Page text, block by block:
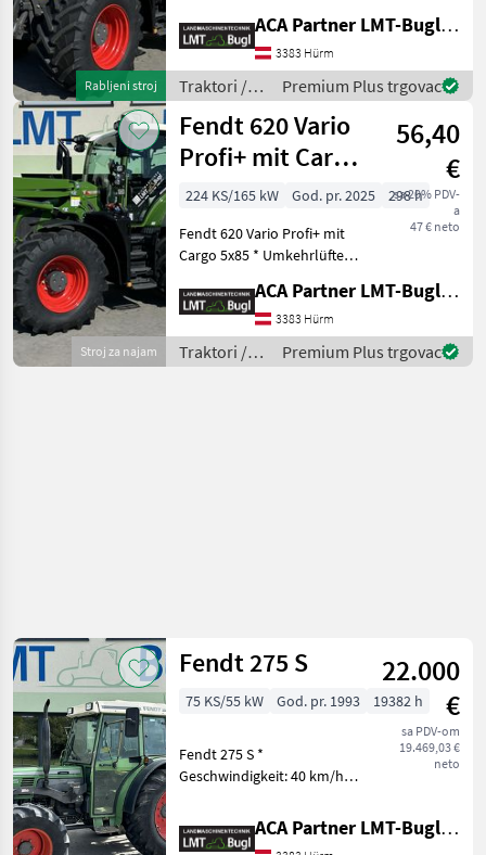
Rabljeni stroj
Regelung Kraftheber DW *
Hydraulischer Oberlenker
Kat3/2 * Frontkraftheber
Lage/En
ACA Partner LMT-Bugl GmbH
3383 Hürm
Traktori /
Fendt
Premium Plus trgovac
Stroj za najam
Fendt 620 Vario
Profi+ mit Cargo
5x85
56,40
€
sa 20% PDV-
a
47 € neto
224 KS/165 kW God. pr. 2025
298 h
Fendt 620 Vario Profi+ mit
Cargo 5x85 * Umkehrlüfter *
Regelung Kraftheber DW *
Hydraulischer Oberlenker
Kat3/2 * Frontkraftheber
Lage/En
ACA Partner LMT-Bugl GmbH
3383 Hürm
Traktori /
Fendt
Premium Plus trgovac
Fendt 275 S
22.000
€
sa PDV-om
19.469,03 €
neto
75 KS/55 kW God. pr. 1993 19382 h
Fendt 275 S *
Geschwindigkeit: 40 km/h *
Arbeitsscheinwerfer: 4x
ACA Partner LMT-Bugl GmbH